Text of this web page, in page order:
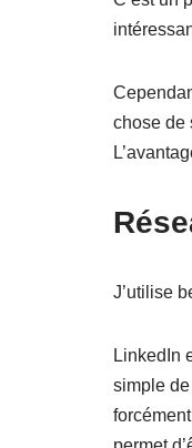
chose de
J’utilise
LinkedIn
simple